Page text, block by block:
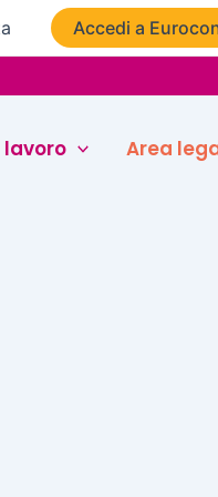
Accedi a
lavoro Area